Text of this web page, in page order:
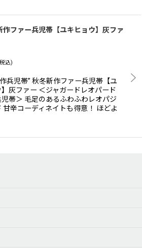
作ファー兵児帯【ユキヒョウ】灰ファ
込)
兵児帯” 秋冬新作ファー兵児帯【ユ
灰ファー ＜ジャガードレオパード
児帯＞ 毛足のあるふわふわレオパジ
甘辛コーディネイトも得意！ ほどよ